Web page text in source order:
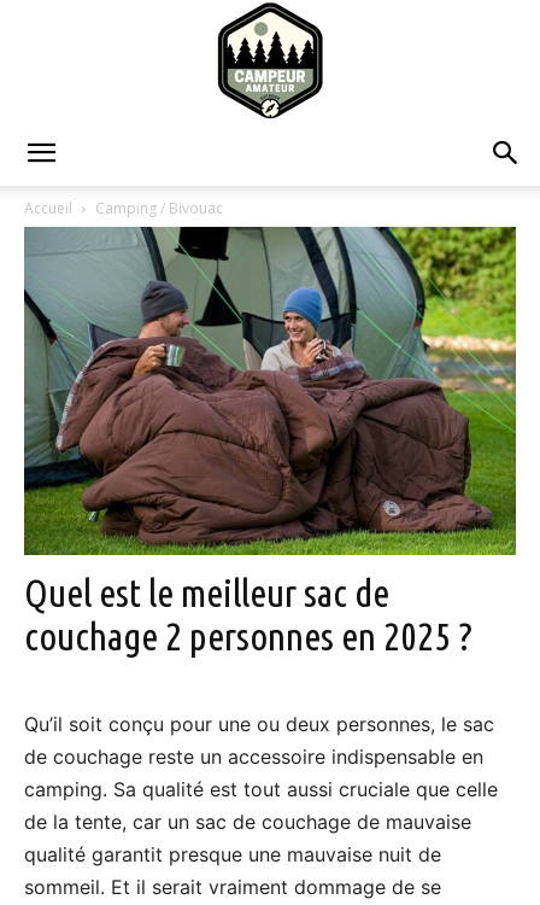
Amateur
Accueil Camping / Bivouac
Quel est le meilleur sac de
couchage 2 personnes en 2025 ?
Qu’il soit conçu pour une ou deux personnes, le sac
de couchage reste un accessoire indispensable en
camping. Sa qualité est tout aussi cruciale que celle
de la tente, car un sac de couchage de mauvaise
qualité garantit presque une mauvaise nuit de
sommeil. Et il serait vraiment dommage de se